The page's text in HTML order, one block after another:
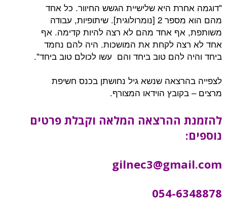
"דוגמה אחרת היא שלישיית הגשש החיוור. כל אחד
מהם הוא מספר 2 [נומרולוגית]. שיתופיות, עבודה
משותפת, אף אחד מהם לא רצה להיות קדימה. אף
אחד לא רצה לקחת את המושכות. היה להם נחמד
ביחד והיה להם טוב ביחד והם עשו לכולם טוב ביחד".
לצפייה בהרצאה שנשא גיל נחושתן בכנס חשיפת
מרצים – בקובץ הוידאו המצורף.
להזמנת ההרצאה המלאה וקבלת פרטים
נוספים:
gilnec3@gmail.com
054-6348878